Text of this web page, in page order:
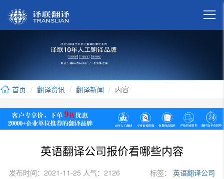

首页 翻译资讯 翻译新闻 内容
英语翻译公司报价看哪些内容
发布时间：2021-11-25 人气：2126 标签： 英语翻译公司